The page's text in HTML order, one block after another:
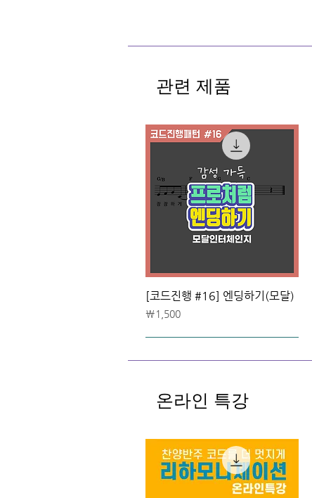
관련 제품
[코드진행 #16] 엔딩하기(모달)
가격
₩1,500
온라인 특강